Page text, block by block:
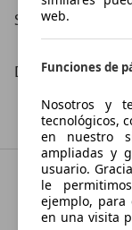
Sá
Do
web.
Funciones de
Nosotros y
tecnológicos,
en nuestro
ampliadas y
usuario.
le
ejemplo, para
en una visita